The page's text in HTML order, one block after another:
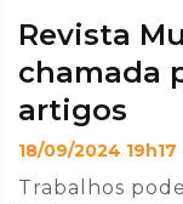
Revista
chamada
artigos
18/09/2024 19h17
Trabalhos